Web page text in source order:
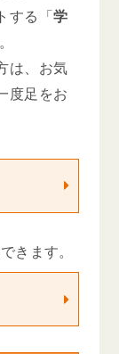
する「学
は、お気
度足をお
きます。